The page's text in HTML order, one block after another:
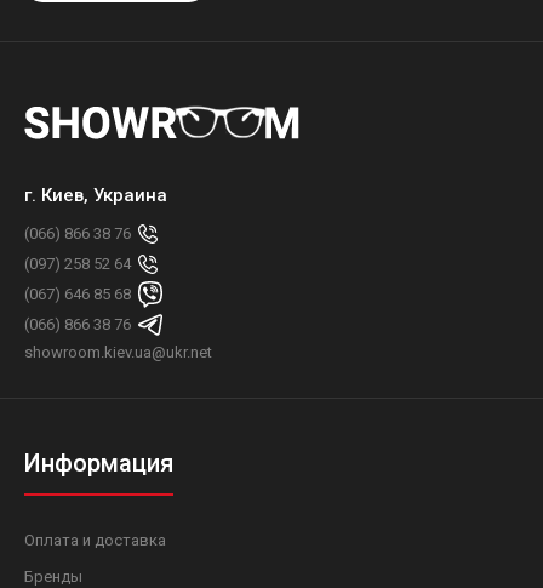
г. Киев, Украина
(066) 866 38 76
(097) 258 52 64
(067) 646 85 68
(066) 866 38 76
showroom.kiev.ua@ukr.net
Информация
Оплата и доставка
Бренды